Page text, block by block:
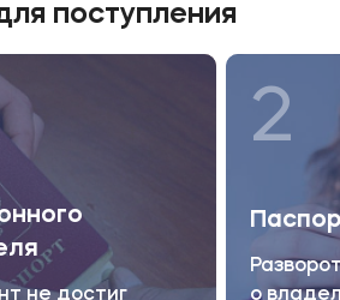
поступления
не достиг
2
о